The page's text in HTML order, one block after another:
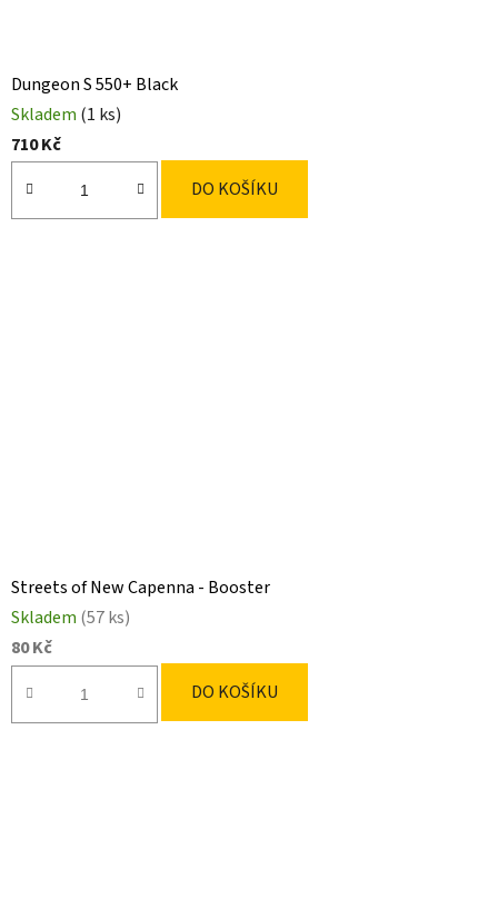
Dungeon S 550+ Black
Skladem (1 ks)
710 Kč
DO KOŠÍKU
Streets of New Capenna - Booster
Skladem (57 ks)
80 Kč
DO KOŠÍKU